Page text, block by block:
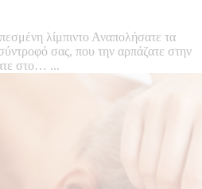
λίμπιντο Αναπολήσατε τα
σας, που την αρπάζατε στην
στο… ...